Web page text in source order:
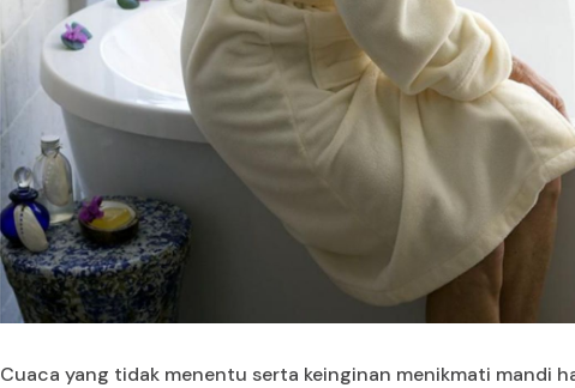
Cuaca yang tidak menentu serta keinginan menikmati mandi